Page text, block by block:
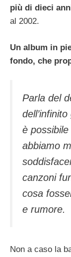
più di dieci
al 2002.
Un album in
fondo, che
Parla del
è
abbiamo
canzoni
cosa
e rumore.
Non a caso la